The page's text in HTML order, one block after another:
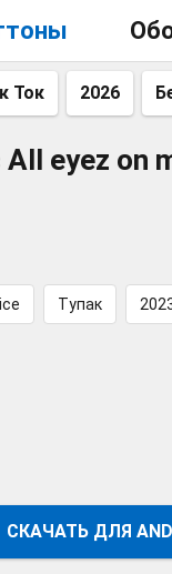
Ток 2026
eyez on
Тупак
СКАЧАТЬ ДЛЯ